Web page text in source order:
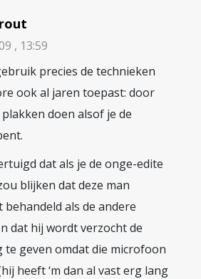
, 13:59
precies de technieken
ook al jaren toepast: door
doen alsof je de
dat als je de onge-edite
blijken dat deze man
behandeld als de andere
dat hij wordt verzocht de
geven omdat die microfoon
heeft ‘m dan al vast erg lang